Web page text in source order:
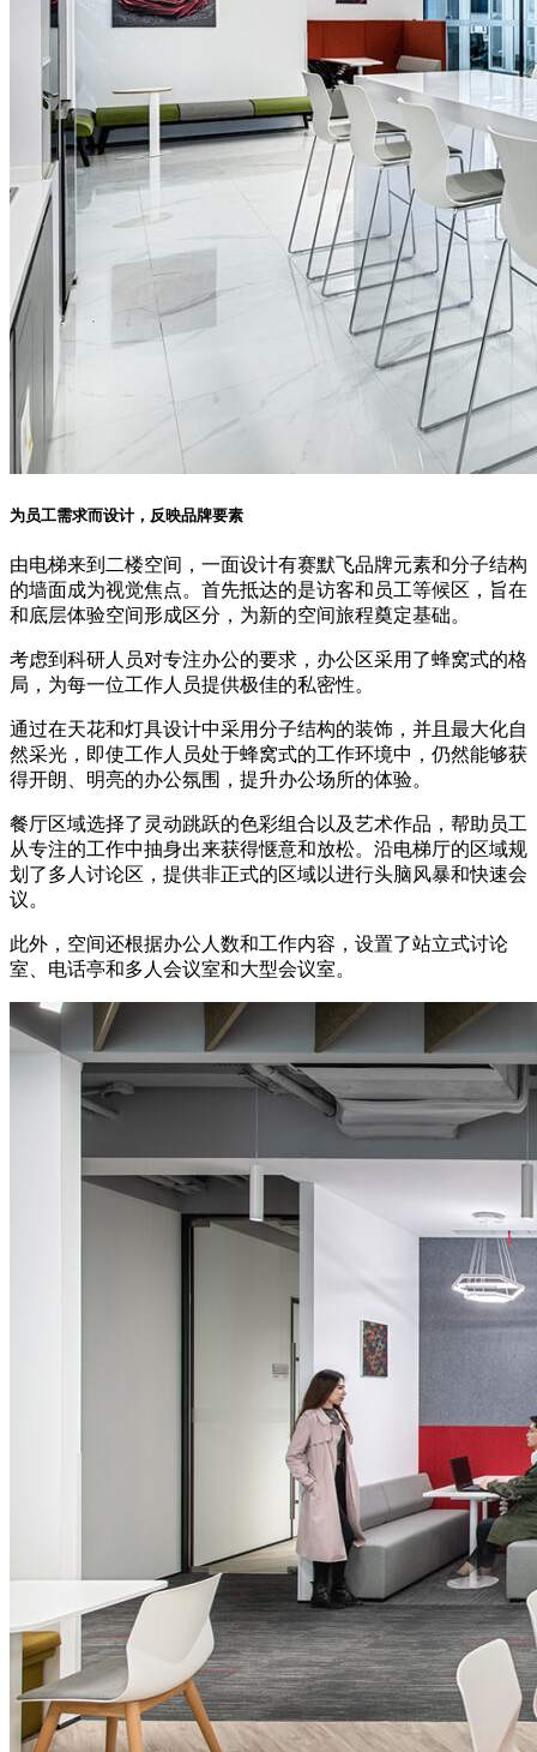
为员工需求而设计，反映品牌要素
由电梯来到二楼空间，一面设计有赛默飞品牌元素和分子结构
的墙面成为视觉焦点。首先抵达的是访客和员工等候区，旨在
和底层体验空间形成区分，为新的空间旅程奠定基础。
考虑到科研人员对专注办公的要求，办公区采用了蜂窝式的格
局，为每一位工作人员提供极佳的私密性。
通过在天花和灯具设计中采用分子结构的装饰，并且最大化自
然采光，即使工作人员处于蜂窝式的工作环境中，仍然能够获
得开朗、明亮的办公氛围，提升办公场所的体验。
餐厅区域选择了灵动跳跃的色彩组合以及艺术作品，帮助员工
从专注的工作中抽身出来获得惬意和放松。沿电梯厅的区域规
划了多人讨论区，提供非正式的区域以进行头脑风暴和快速会
议。
此外，空间还根据办公人数和工作内容，设置了站立式讨论
室、电话亭和多人会议室和大型会议室。